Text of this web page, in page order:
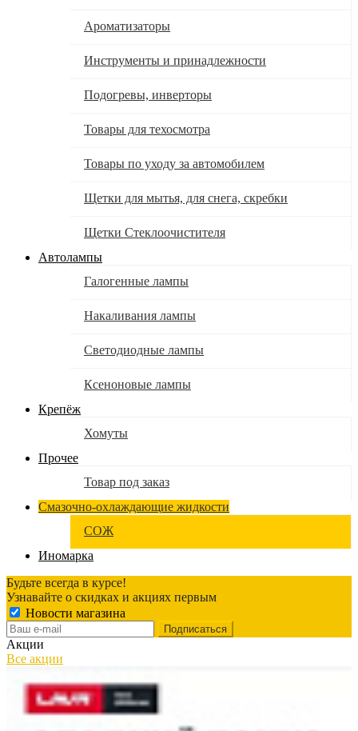
Ароматизаторы
Инструменты и принадлежности
Подогревы, инверторы
Товары для техосмотра
Товары по уходу за автомобилем
Щетки для мытья, для снега, скребки
Щетки Стеклоочистителя
Автолампы
Галогенные лампы
Накаливания лампы
Светодиодные лампы
Ксеноновые лампы
Крепёж
Хомуты
Прочее
Товар под заказ
Смазочно-охлаждающие жидкости
СОЖ
Иномарка
Будьте всегда в курсе!
Узнавайте о скидках и акциях первым
Новости магазина
Акции
Все акции